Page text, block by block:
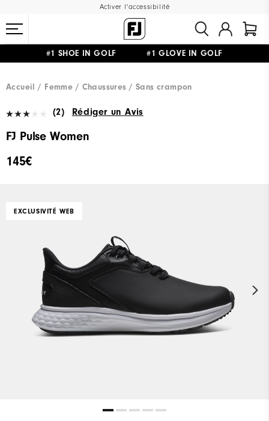
Activer l'accessibilité
#1 SHOE IN GOLF #1 GLOVE IN GOLF
Accueil
Femme Chaussures Sans crampon
(2) Rédiger un Avis
FJ Pulse Women
145€
EXCLUSIVITÉ WEB